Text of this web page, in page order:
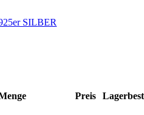
SILBER
Preis